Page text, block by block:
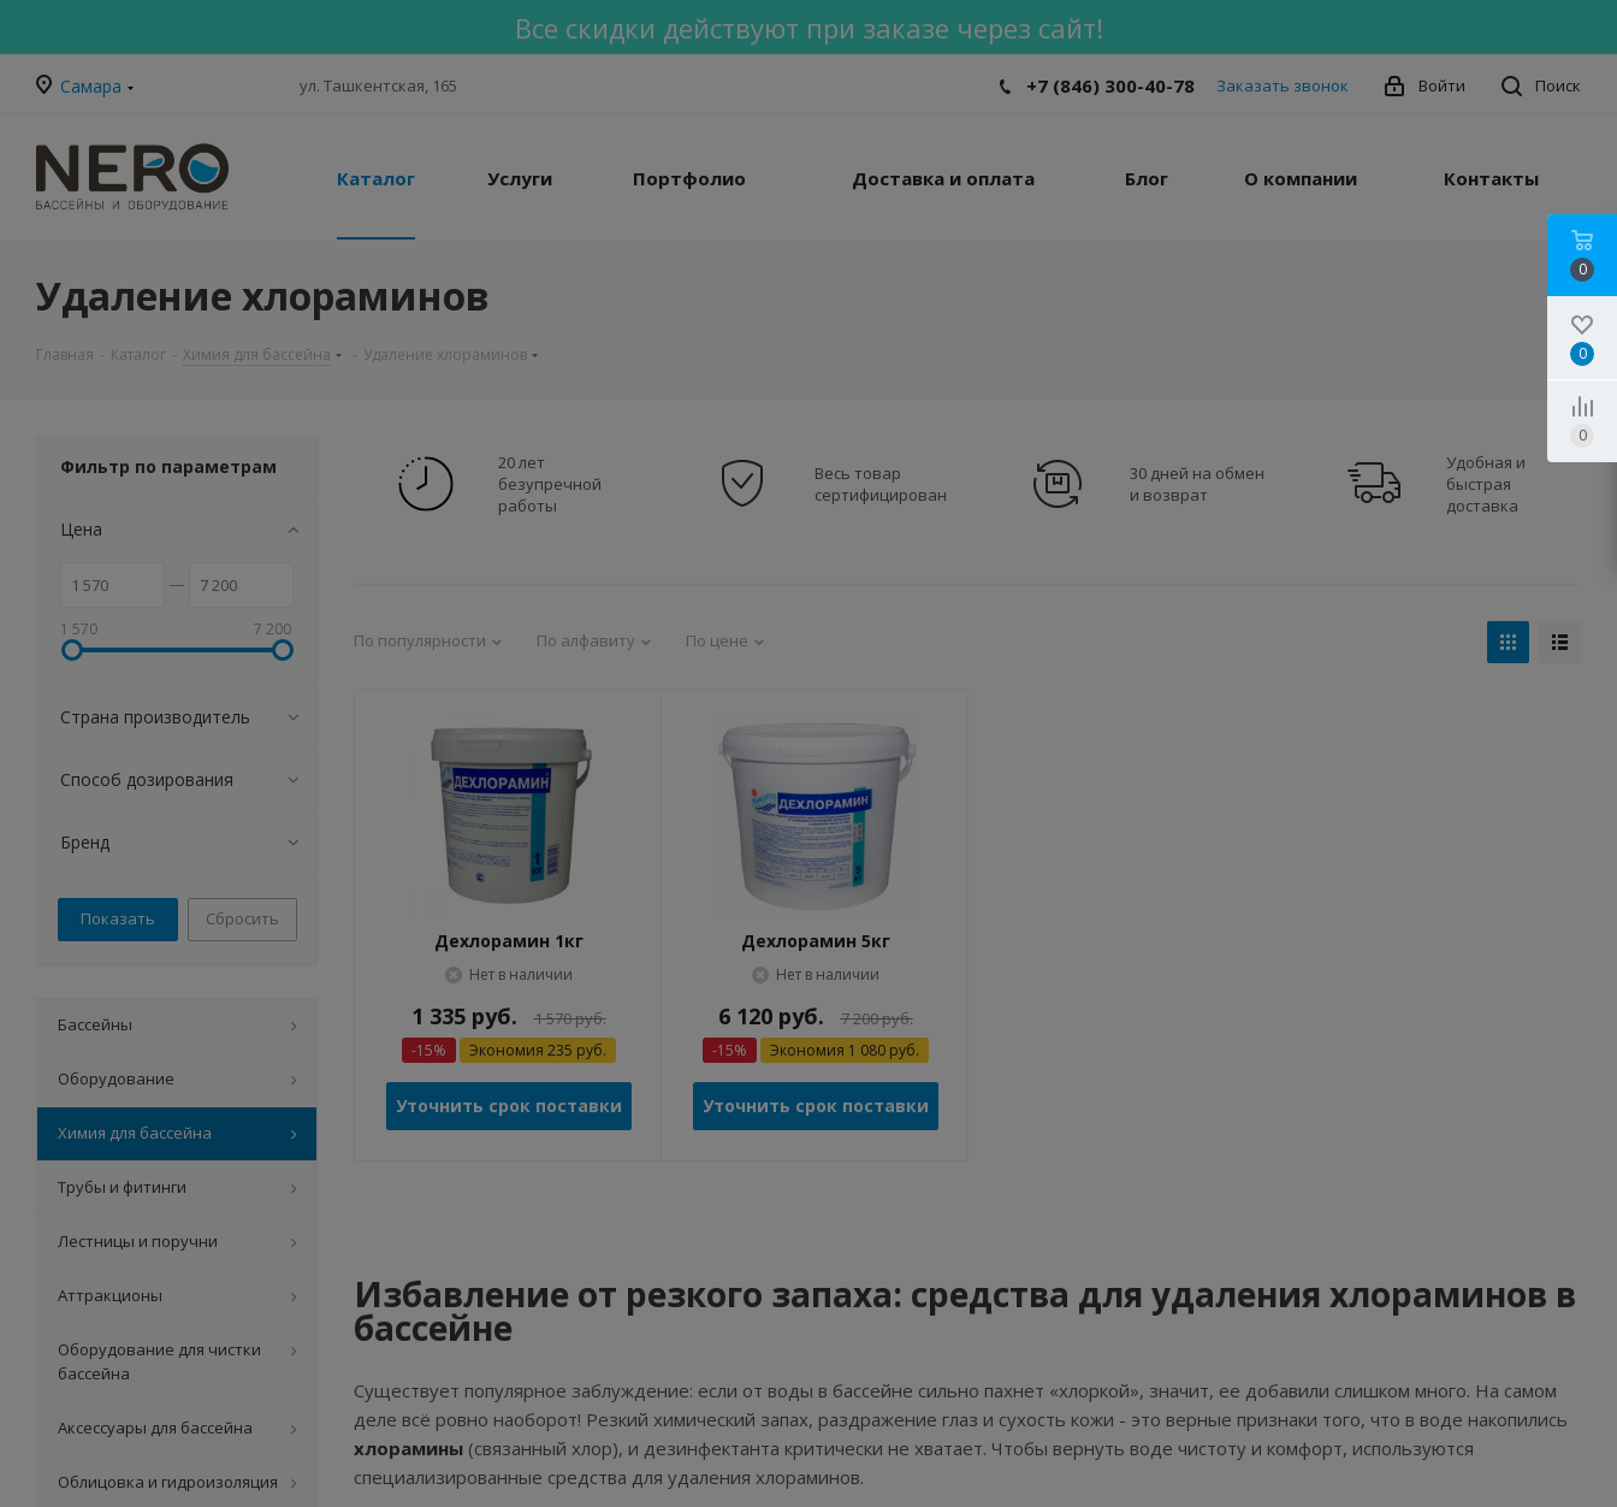
Все скидки действуют при заказе через сайт!
Самара ул. Ташкентская, 165 Поиск
Войти
+7 (846) 300-40-78 Заказать звонок
Каталог Услуги Портфолио Доставка и оплата Блог О компании Контакты
Удаление хлораминов
Главная - Каталог - Химия для бассейна - Удаление хлораминов
20 лет
безупречной
работы
Весь товар
сертифицирован
30 дней на обмен
и возврат
Удобная и
быстрая
доставка
По популярности По алфавиту По цене
Дехлорамин 1кг
Нет в наличии
1 335руб. 1 570руб.
-15% Экономия 235 руб.
Уточнить срок поставки
Дехлорамин 5кг
Нет в наличии
6 120руб. 7 200руб.
-15% Экономия 1 080руб.
Уточнить срок поставки
Избавление от резкого запаха: средства для удаления хлораминов в
бассейне
Существует популярное заблуждение: если от воды в бассейне сильно пахнет «хлоркой», значит, ее добавили слишком много. На самом
деле всё ровно наоборот! Резкий химический запах, раздражение глаз и сухость кожи - это верные признаки того, что в воде накопились
хлорамины (связанный хлор), и дезинфектанта критически не хватает. Чтобы вернуть воде чистоту и комфорт, используются
специализированные средства для удаления хлораминов.
Фильтр по параметрам
Цена
1 570 7 200
Страна производитель
Способ дозирования
Бренд
Сбросить
Бассейны
Оборудование
Химия для бассейна
Трубы и фитинги
Лестницы и поручни
Аттракционы
Оборудование для чистки
бассейна
Аксессуары для бассейна
Облицовка и гидроизоляция
0
0
0